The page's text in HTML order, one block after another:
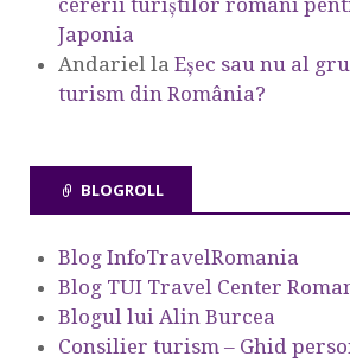
Japonia
Andariel la Eşec sau nu al
turism din România?
BLOGROLL
Blog InfoTravelRomania
Blog TUI Travel Center
Blogul lui Alin Burcea
Consilier turism – Ghid